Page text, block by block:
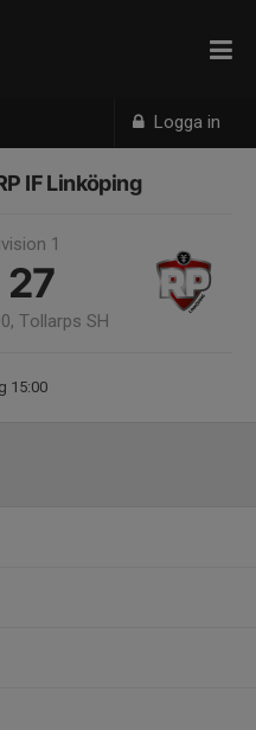
Logga in
IF Linköping
1
27
Tollarps SH
15:00